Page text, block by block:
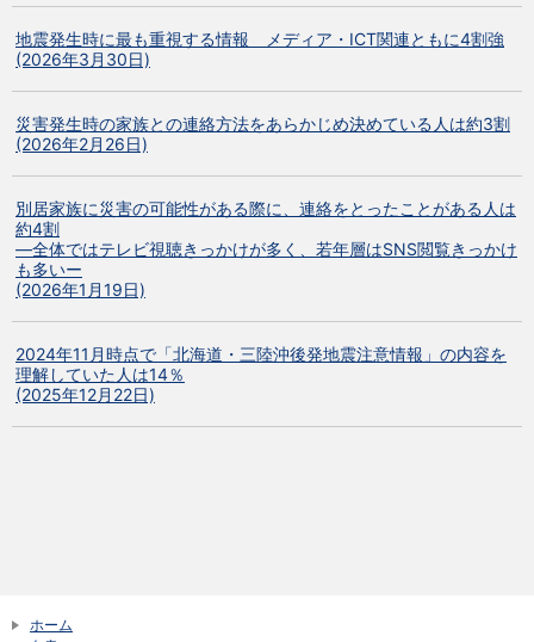
地震発生時に最も重視する情報 メディア・ICT関連ともに4割強
(2026年3月30日)
災害発生時の家族との連絡方法をあらかじめ決めている人は約3割
(2026年2月26日)
別居家族に災害の可能性がある際に、連絡をとったことがある人は
約4割
―全体ではテレビ視聴きっかけが多く、若年層はSNS閲覧きっかけ
も多いー
(2026年1月19日)
2024年11月時点で「北海道・三陸沖後発地震注意情報」の内容を
理解していた人は14％
(2025年12月22日)
ホーム